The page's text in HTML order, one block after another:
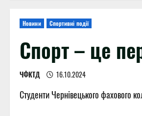
Новини Спортивні події
Спорт – це
ЧФКТД 16.10.2024
Студенти Чернівецького фахового